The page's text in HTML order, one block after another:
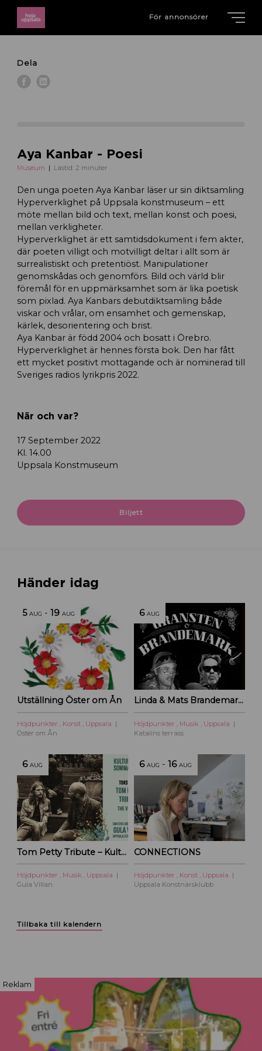
För annonsörer
Dela
Aya Kanbar - Poesi
Museum Lästid: 2 minuter
Den unga poeten Aya Kanbar läser ur sin diktsamling
Hyperverklighet på Uppsala konstmuseum – ett
möte mellan bild och text, mellan konst och poesi,
mellan verkligheter.
Hyperverklighet är ett samtidsdokument i fem akter,
där poeten villigt och motvilligt deltar i allt som är
surrealistiskt och pretentiöst. Manipulationer
genomskådas och genomförs. Bild och värld blir
föremål för en uppmärksamhet som är lika poetisk
som pixlad. Aya Kanbars debutdiktsamling både
viskar och vrålar, om ensamhet och gemenskap,
kärlek, desorientering och brist.
Aya Kanbar är född 2004 och bosatt i Örebro.
Hyperverklighet är hennes första bok. Den har fått
ett mycket positivt mottagande och är nominerad till
Sveriges radios lyrikpris 2022.
När och var?
17 September 2022
Kl. 14.00
Uppsala Konstmuseum
Biljett
Händer idag
5 AUG -19 AUG
Utställning Öster om Ån
Höjdpunkter Konst
Uppsala
Öster om Ån
6 AUG
Linda & Mats Brandemark & Marc Gransten
Höjdpunkter Musik
Uppsala
Katalins terrass
6 AUG
Tom Petty Tribute – Kulturoasens sommarscen 2026
Höjdpunkter , Musik , Uppsala
Gula Villan
6 AUG -16 AUG
CONNECTIONS
Höjdpunkter , Konst , Uppsala
Uppsala Konstnärsklubb
Tillbaka till kalendern
Reklam